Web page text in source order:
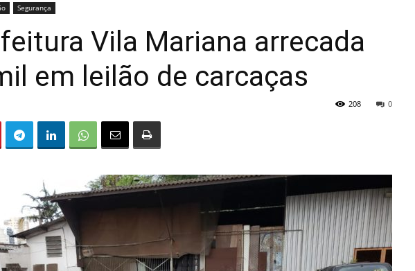
Segurança
Vila Mariana arrecada
em leilão de carcaças
0
208